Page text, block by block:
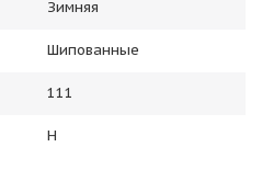
Зимняя
Шипованные
111
H